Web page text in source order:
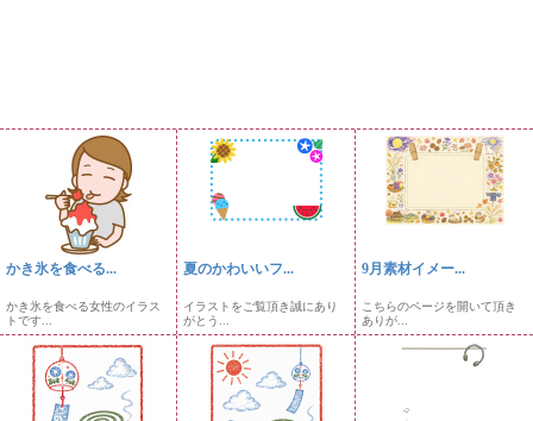
かき氷を食べる...
かき氷を食べる女性のイラス
トです...
夏のかわいいフ...
イラストをご覧頂き誠にあり
がとう...
9月素材イメー...
こちらのページを開いて頂き
ありが...